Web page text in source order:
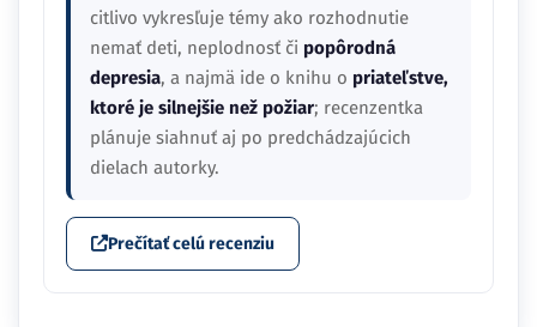
citlivo vykresľuje témy ako rozhodnutie
nemať deti, neplodnosť či popôrodná
depresia, a najmä ide o knihu o priateľstve,
ktoré je silnejšie než požiar; recenzentka
plánuje siahnuť aj po predchádzajúcich
dielach autorky.
Prečítať celú recenziu